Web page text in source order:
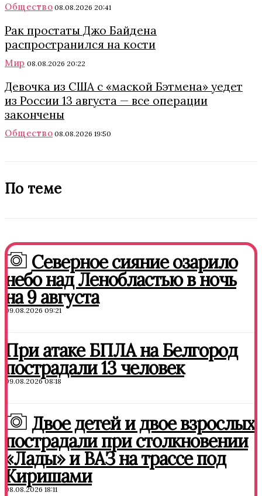
Общество 08.08.2026 20:41
Рак простаты Джо Байдена
распространился на кости
Мир 08.08.2026 20:22
Девочка из США с «маской Бэтмена» уедет
из России 13 августа — все операции
закончены
Общество 08.08.2026 19:50
По теме
Северное сияние озарило
небо над Ленобластью в ночь
на 9 августа
09.08.2026 09:21
При атаке БПЛА на Белгород
пострадали 13 человек
09.08.2026 08:18
Двое детей и двое взрослых
пострадали при столкновении
«Лады» и ВАЗ на трассе под
Киришами
08.08.2026 18:11